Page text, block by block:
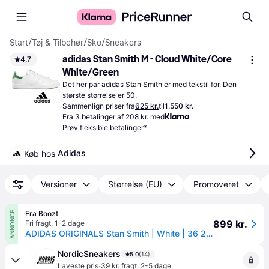
Start/Tøj & Tilbehør/Sko/Sneakers
4,7
adidas Stan Smith M - Cloud White/Core
White/Green
Det her par adidas Stan Smith er med tekstil for. Den
største størrelse er 50.
Sammenlign priser fra625 kr.til1.550 kr.
Fra 3 betalinger af 208 kr. med
Prøv fleksible betalinger*
Køb hos Adidas
Versioner Størrelse (EU) Promoveret
ANNONCE
Fra Boozt
Fri fragt, 1-2 dage
ADIDAS ORIGINALS Stan Smith | White | 36 2/3
899 kr.
NordicSneakers 5.0(14)
Laveste pris·39 kr. fragt, 2-5 dage